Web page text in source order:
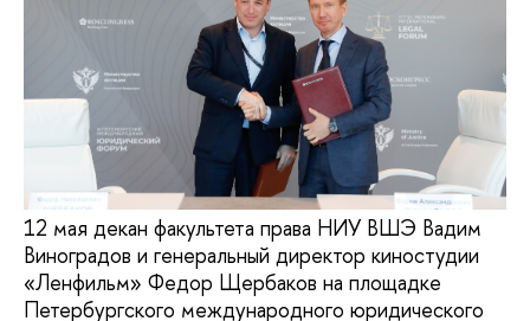
12 мая декан факультета права НИУ ВШЭ Вадим
Виноградов и генеральный директор киностудии
«Ленфильм» Федор Щербаков на площадке
Петербургского международного юридического